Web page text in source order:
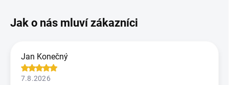
Jan Konečný
7.8.2026